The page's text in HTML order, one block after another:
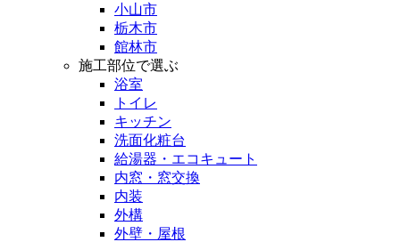
小山市
栃木市
館林市
施工部位で選ぶ
浴室
トイレ
キッチン
洗面化粧台
給湯器・エコキュート
内窓・窓交換
内装
外構
外壁・屋根